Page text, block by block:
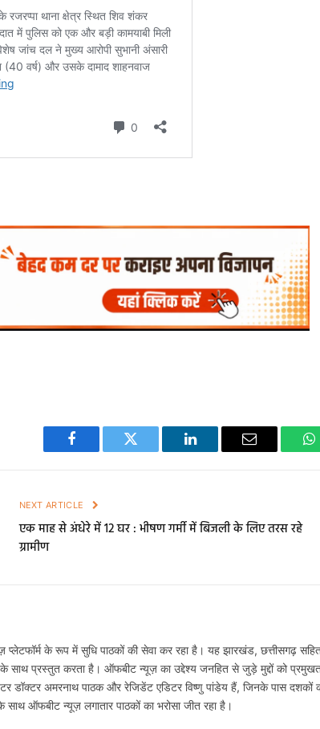
Facebook Twitter LinkedIn Email
NEXT ARTICLE
एक माह से अंधेरे में 12 घर : भीषण गर्मी में बिजली के लिए तरस रहे
ग्रामीण
के रूप में सुधि पाठकों की सेवा कर रहा है। यह झारखंड, छत्तीसगढ़
साथ प्रस्तुत करता है। ऑफबीट न्यूज़ का उद्देश्य जनहित से जुड़े मुद्दों को
डॉक्टर अमरनाथ पाठक और रेजिडेंट एडिटर विष्णु पांडेय हैं, जिनके पास दशकों
ऑफबीट न्यूज़ लगातार पाठकों का भरोसा जीत रहा है।